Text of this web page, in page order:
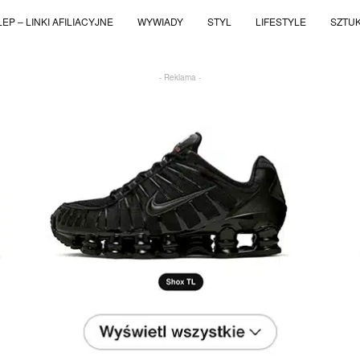
– LINKI AFILIACYJNE WYWIADY STYL LIFESTYLE
- Reklama -